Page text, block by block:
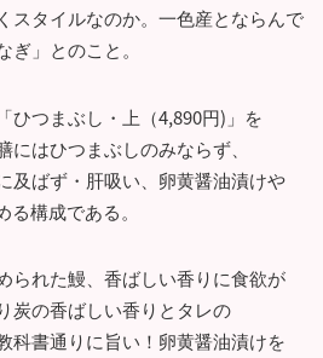
スタイルなのか。一色産とならんで
」とのこと。
ひつまぶし・上（4,890円)」を
はひつまぶしのみならず、
及ばず・肝吸い、卵黄醤油漬けや
構成である。
られた鰻、香ばしい香りに食欲が
炭の香ばしい香りとタレの
科書通りに旨い！卵黄醤油漬けを